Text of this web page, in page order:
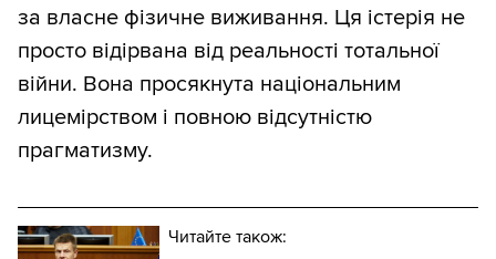
за власне фізичне виживання. Ця істерія не
просто відірвана від реальності тотальної
війни. Вона просякнута національним
лицемірством і повною відсутністю
прагматизму.
Читайте також: